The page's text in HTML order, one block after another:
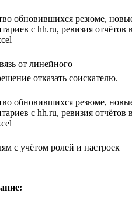
от линейного
отказать соискателю.
с учётом ролей и настроек